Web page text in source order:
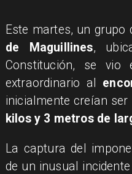
​Este martes, un grupo
de Maguillines,
Constitución, se vio
extraordinario al
inicialmente creían
kilos y 3 metros de
La captura del
de un inusual